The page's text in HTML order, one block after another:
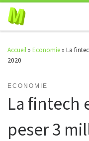
Skip to content
Accueil » Economie » La
2020
ECONOMIE
La fintech
peser 3